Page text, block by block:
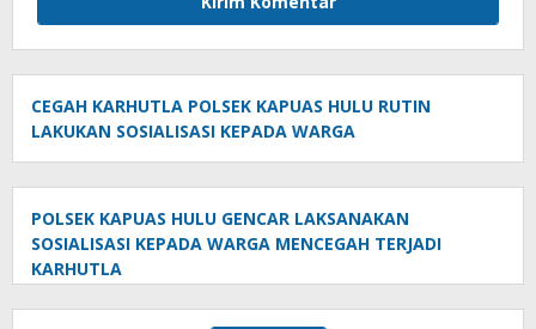
CEGAH KARHUTLA POLSEK KAPUAS HULU RUTIN
LAKUKAN SOSIALISASI KEPADA WARGA
POLSEK KAPUAS HULU GENCAR LAKSANAKAN
SOSIALISASI KEPADA WARGA MENCEGAH TERJADI
KARHUTLA